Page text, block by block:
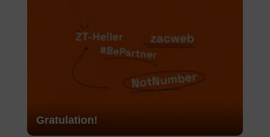
Gratulation!